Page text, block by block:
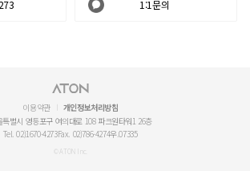
1:1문의
이용약관
개인정보처리방침
특별시 영등포구 여의대로 108 파크원타워1 26층
Tel. 02)1670-4273Fax. 02)786-4274우.07335
© ATON Inc.